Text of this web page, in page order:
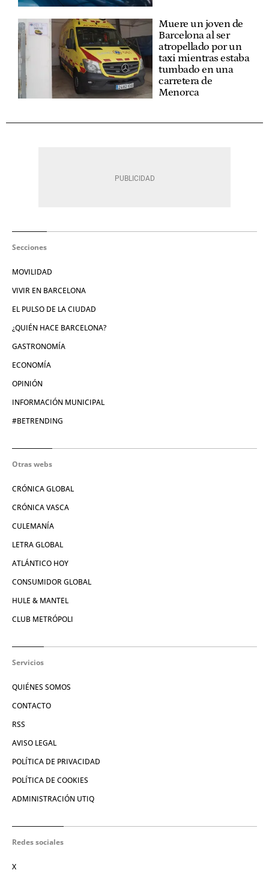
Muere un joven de
Barcelona al ser
atropellado por un
taxi mientras estaba
tumbado en una
carretera de
Menorca
Secciones
MOVILIDAD
VIVIR EN BARCELONA
EL PULSO DE LA CIUDAD
¿QUIÉN HACE BARCELONA?
GASTRONOMÍA
ECONOMÍA
OPINIÓN
INFORMACIÓN MUNICIPAL
#BETRENDING
Otras webs
CRÓNICA GLOBAL
CRÓNICA VASCA
CULEMANÍA
LETRA GLOBAL
ATLÁNTICO HOY
CONSUMIDOR GLOBAL
HULE & MANTEL
CLUB METRÓPOLI
Servicios
QUIÉNES SOMOS
CONTACTO
RSS
AVISO LEGAL
POLÍTICA DE PRIVACIDAD
POLÍTICA DE COOKIES
ADMINISTRACIÓN UTIQ
Redes sociales
X